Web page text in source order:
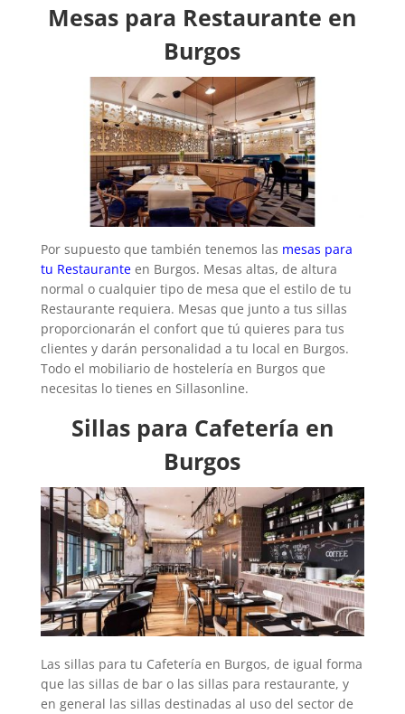
Mesas para Restaurante en
Burgos
Por supuesto que también tenemos las mesas para
tu Restauranteen Burgos. Mesas altas, de altura
normal o cualquier tipo de mesa que el estilo de tu
Restaurante requiera. Mesas que junto a tus sillas
proporcionarán el confort que tú quieres para tus
clientes y darán personalidad a tu local en Burgos.
Todo el mobiliario de hostelería en Burgos que
necesitas lo tienes en Sillasonline.
Sillas para Cafetería en
Burgos
Las sillas para tu Cafetería en Burgos, de igual forma
que las sillas de bar o las sillas para restaurante, y
en general las sillas destinadas al uso del sector de